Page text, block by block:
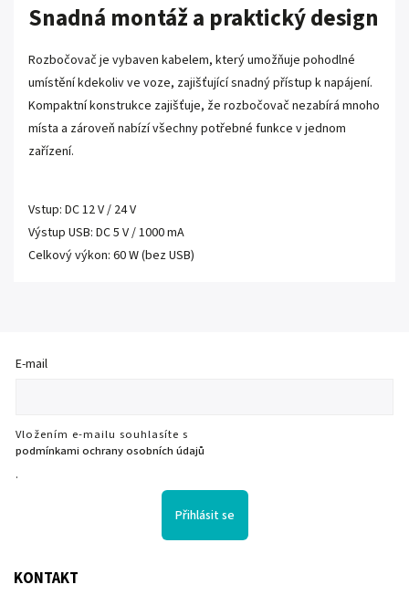
Snadná montáž a praktický design
Rozbočovač je vybaven kabelem, který umožňuje pohodlné
umístění kdekoliv ve voze, zajišťující snadný přístup k napájení.
Kompaktní konstrukce zajišťuje, že rozbočovač nezabírá mnoho
místa a zároveň nabízí všechny potřebné funkce v jednom
zařízení.
Vstup: DC 12 V / 24 V
Výstup USB: DC 5 V / 1000 mA
Celkový výkon: 60 W (bez USB)
E-mail
Vložením e-mailu souhlasíte s
podmínkami ochrany osobních údajů
.
Přihlásit se
KONTAKT